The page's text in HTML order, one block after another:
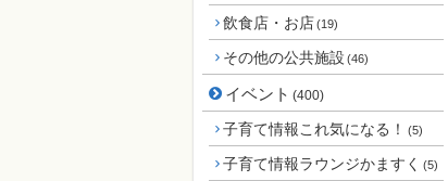
飲食店・お店(19)
その他の公共施設 (46)
イベント (400)
子育て情報これ気になる！ (5)
子育て情報ラウンジかますく (5)